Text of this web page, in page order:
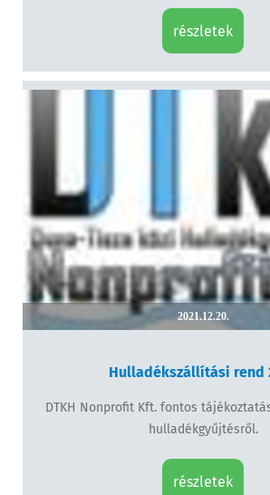
részletek
2021.12.20.
Hulladékszállítási rend
DTKH Nonprofit Kft. fontos
hulladékgyűjtésről.
részletek